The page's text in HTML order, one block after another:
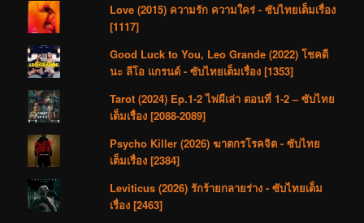
Love (2015) ความรัก ความใคร่ - ซับไทยเต็มเรื่อง
[1117]
Good Luck to You, Leo Grande (2022) โชคดี
นะ ลีโอ แกรนด์ - ซับไทยเต็มเรื่อง [1353]
Tarot (2024) Ep.1-2 ไพ่ผีเล่า ตอนที่ 1-2 – ซับไทย
เต็มเรื่อง [2088-2089]
Psycho Killer (2026) ฆาตกรโรคจิต - ซับไทย
เต็มเรื่อง [2384]
Leviticus (2026) รักร้ายกลายร่าง - ซับไทยเต็ม
เรื่อง [2463]